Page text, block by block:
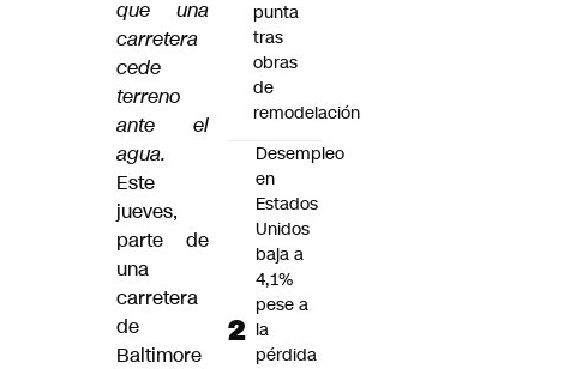
que una
carretera
cede
terreno
ante el
agua.
Este
jueves,
parte de
una
carretera
de
Baltimore
punta
tras
obras
de
remodelación
Desempleo
en
Estados
Unidos
baja a
4,1%
pese a
la
pérdida